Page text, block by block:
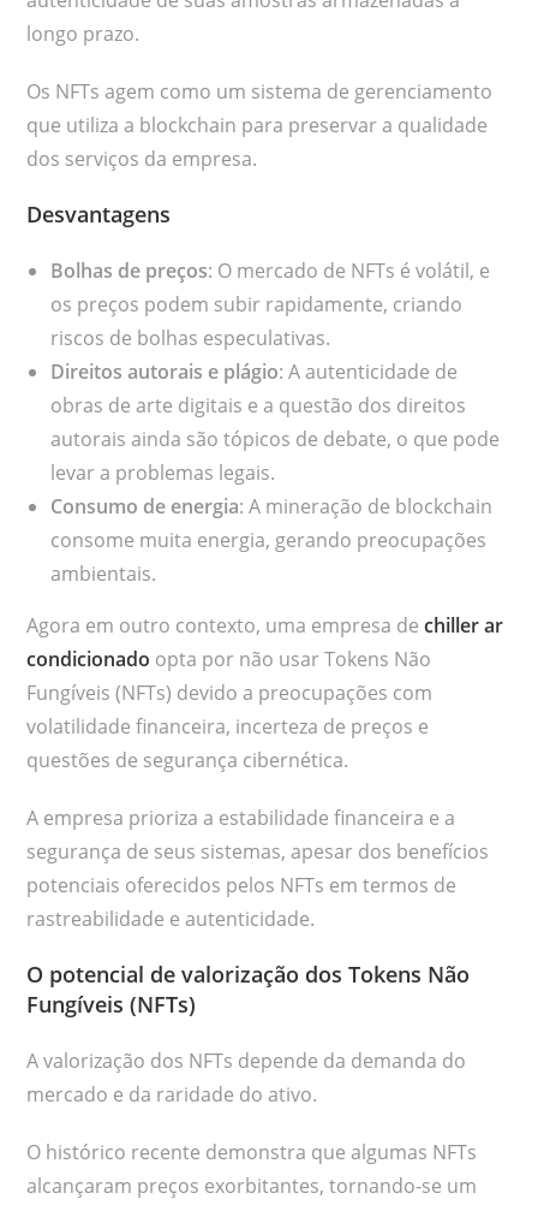
longo prazo.
Os NFTs agem como um sistema de gerenciamento
que utiliza a blockchain para preservar a qualidade
dos serviços da empresa.
Desvantagens
Bolhas de preços: O mercado de NFTs é volátil, e
os preços podem subir rapidamente, criando
riscos de bolhas especulativas.
Direitos autorais e plágio: A autenticidade de
obras de arte digitais e a questão dos direitos
autorais ainda são tópicos de debate, o que pode
levar a problemas legais.
Consumo de energia: A mineração de blockchain
consome muita energia, gerando preocupações
ambientais.
Agora em outro contexto, uma empresa dechiller ar
condicionado opta por não usar Tokens Não
Fungíveis (NFTs) devido a preocupações com
volatilidade financeira, incerteza de preços e
questões de segurança cibernética.
A empresa prioriza a estabilidade financeira e a
segurança de seus sistemas, apesar dos benefícios
potenciais oferecidos pelos NFTs em termos de
rastreabilidade e autenticidade.
O potencial de valorização dos Tokens Não
Fungíveis (NFTs)
A valorização dos NFTs depende da demanda do
mercado e da raridade do ativo.
O histórico recente demonstra que algumas NFTs
alcançaram preços exorbitantes, tornando-se um